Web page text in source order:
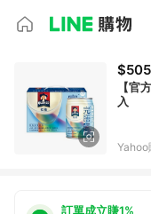
$505
【官
入
Yahoo
訂單成立賺1%